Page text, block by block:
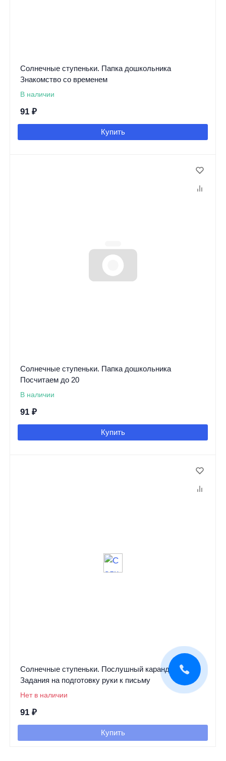
Солнечные ступеньки. Папка дошкольника
Знакомство со временем
В наличии
91 ₽
Купить
Солнечные ступеньки. Папка дошкольника
Посчитаем до 20
В наличии
91 ₽
Купить
Солнечные ступеньки. Послушный карандашик
Задания на подготовку руки к письму
Нет в наличии
91 ₽
Купить